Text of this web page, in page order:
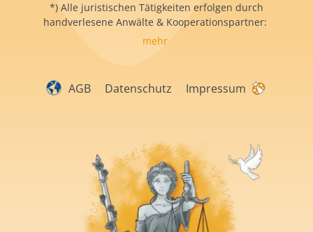
*) Alle juristischen Tätigkeiten erfolgen durch
handverlesene Anwälte & Kooperationspartner:
mehr
AGB Datenschutz Impressum